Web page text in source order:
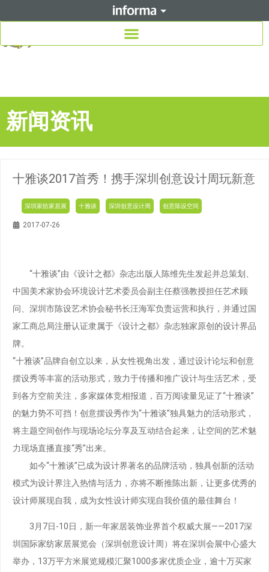
新闻资讯
十雅谈2017首秀！携手深圳创意设计周玩新意
深圳家纺家居展 十雅谈 深圳创意设计周 创意陈设空间
2017-07-26
“十雅谈”由《设计之都》杂志出版人陈维先生发起并总策划、
中国美术家协会环境设计艺术委员会副主任蔡强教授担任艺术顾
问、深圳市陈设艺术协会秘书长汪海军负责运营和执行，并通过国
家工商总局注册认证隶属于《设计之都》杂志独家原创的设计界品
牌。
“十雅谈”品牌自创立以来，从女性视角出发，通过设计论坛和创意
摆设秀等丰富的活动形式，致力于传播和推广设计与生活艺术，受
到各方空前关注，多家媒体竞相报道，百万阅读量见证了“十雅谈”
的魅力势不可挡！创意摆设秀作为“十雅谈”独具魅力的活动形式，
将主题空间创作与现场论坛分享及互动结合起来，让空间的艺术魅
力现场直播直接“秀”出来。
如今“十雅谈”已成为设计界著名的品牌活动，独具创新的活动
模式为设计界注入热情与活力，亦将不断推陈出新，让更多优秀的
设计师展现自我，成为女性设计师实现自我价值的最佳舞台！
3月7日-10日，新一年家居装饰业界首个权威大展——2017深
圳国际家纺家居展览会（深圳创意设计周）将在深圳会展中心盛大
举办，13万平方米展览规模汇聚1000多家优质企业，逾十万买家